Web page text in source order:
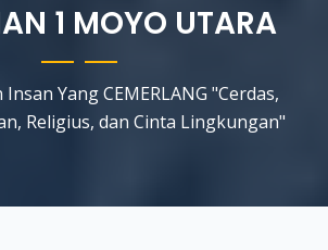
1 MOYO UTARA
Yang CEMERLANG "Cerdas,
Religius, dan Cinta Lingkungan"